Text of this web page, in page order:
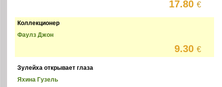
17.80€
Коллекционер
Фаулз Джон
9.30€
Зулейха открывает глаза
Яхина Гузель